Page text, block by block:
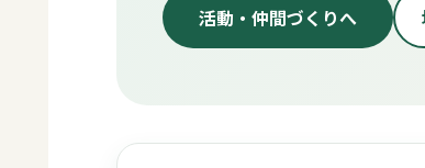
活動・仲間づくりへ